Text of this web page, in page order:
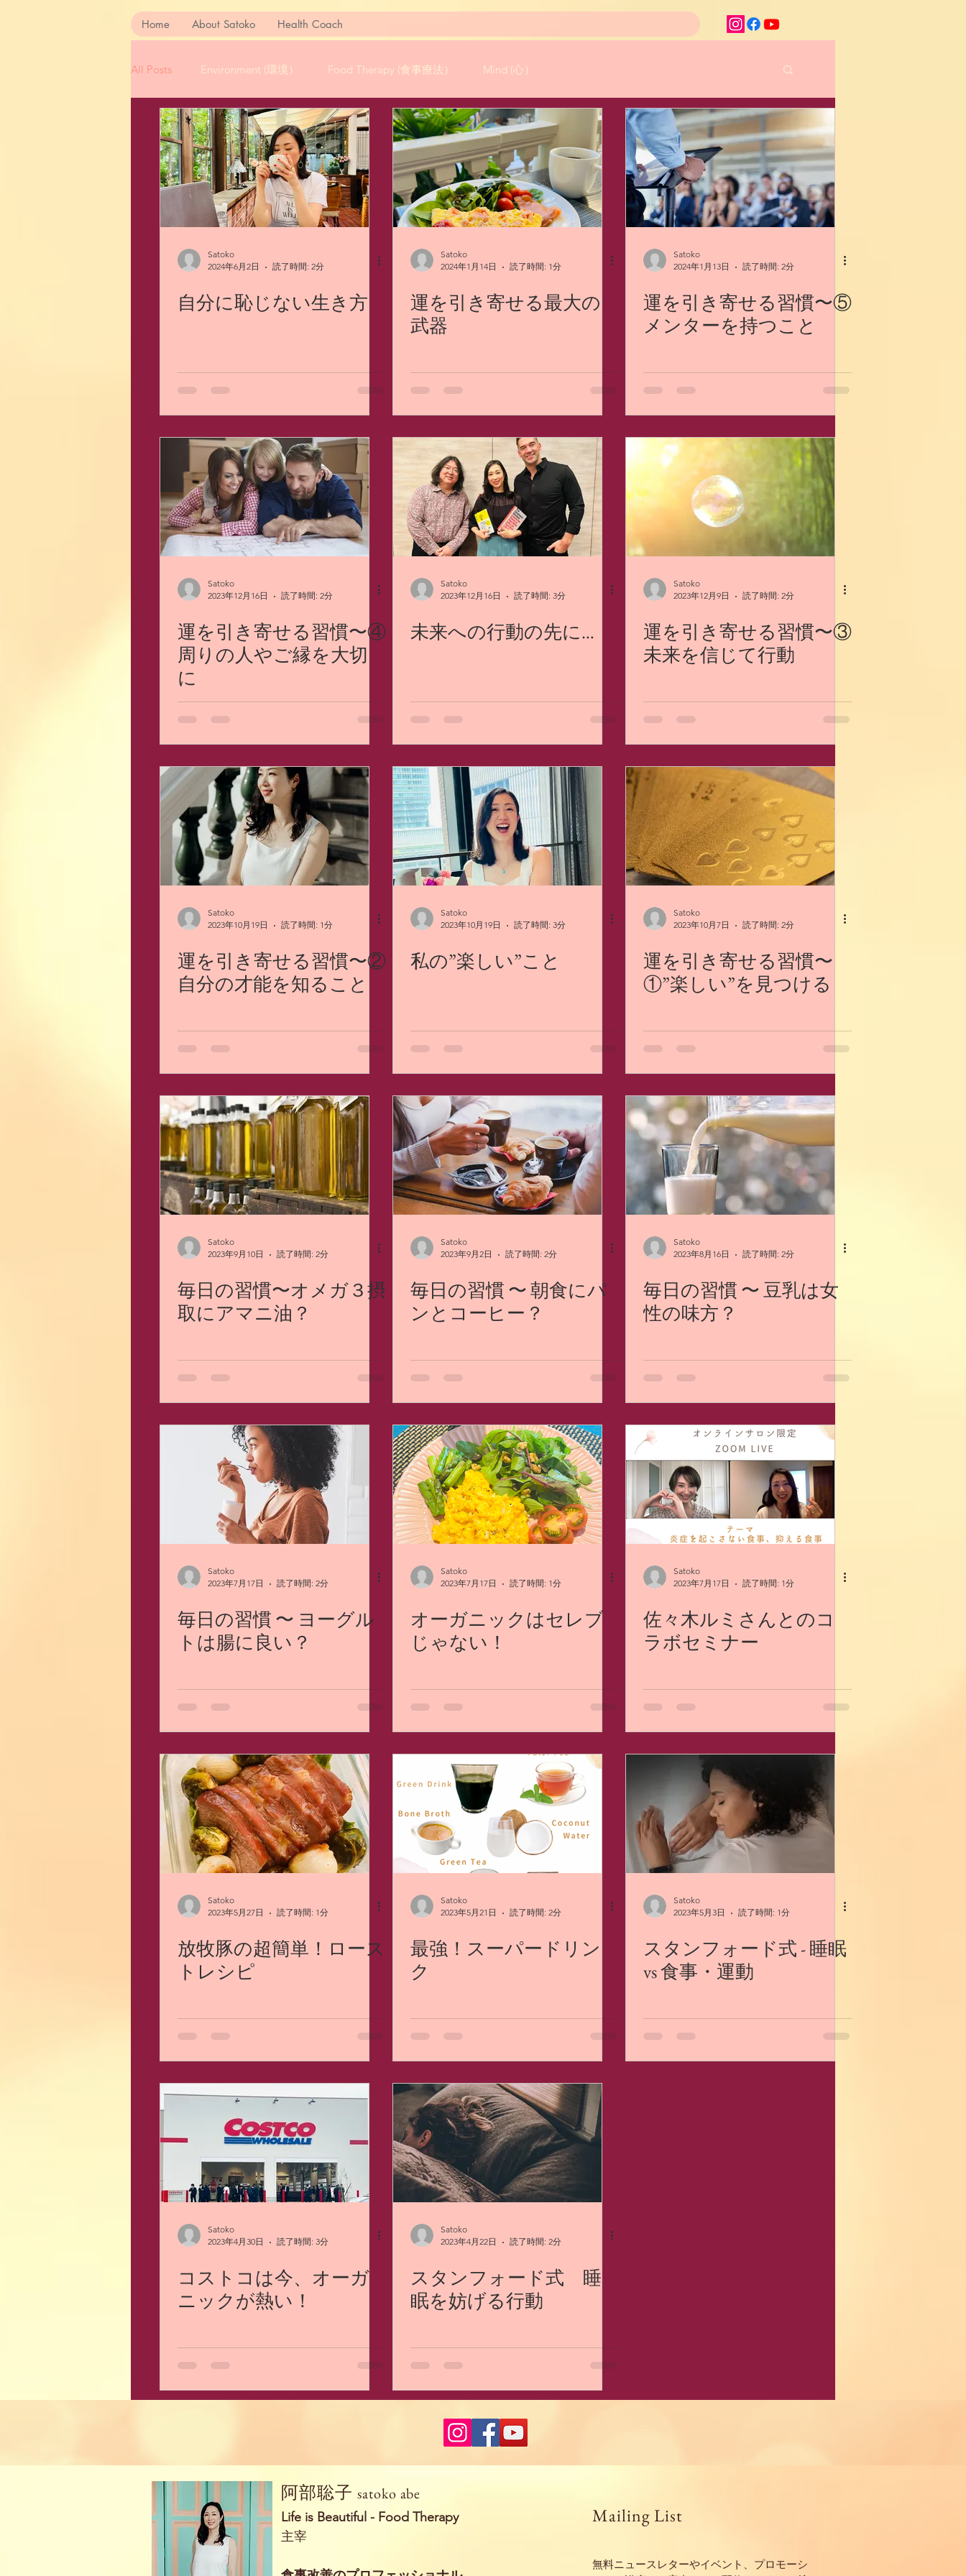
Home About Satoko Health Coach
All Posts Environment (環境） Food Therapy (食事療法） Mind (心）
Satoko
2024年6月2日
読了時間: 2分
自分に恥じない生き方
Satoko
2024年1月14日
読了時間: 1分
運を引き寄せる最大の
武器
Satoko
2024年1月13日
読了時間: 2分
運を引き寄せる習慣〜⑤
メンターを持つこと
Satoko
2023年12月16日
読了時間: 2分
運を引き寄せる習慣〜④
周りの人やご縁を大切
に
Satoko
2023年12月16日
読了時間: 3分
未来への行動の先に…
Satoko
2023年12月9日
読了時間: 2分
運を引き寄せる習慣〜③
未来を信じて行動
Satoko
2023年10月19日
読了時間: 1分
運を引き寄せる習慣〜②
自分の才能を知ること
Satoko
2023年10月19日
読了時間: 3分
私の”楽しい”こと
Satoko
2023年10月7日
読了時間: 2分
運を引き寄せる習慣〜
①”楽しい”を見つける
Satoko
2023年9月10日
読了時間: 2分
毎日の習慣〜オメガ３摂
取にアマニ油？
Satoko
2023年9月2日
読了時間: 2分
毎日の習慣 〜 朝食にパ
ンとコーヒー？
Satoko
2023年8月16日
読了時間: 2分
毎日の習慣 〜 豆乳は女
性の味方？
Satoko
2023年7月17日
読了時間: 2分
毎日の習慣 〜 ヨーグル
トは腸に良い？
Satoko
2023年7月17日
読了時間: 1分
オーガニックはセレブ
じゃない！
Satoko
2023年7月17日
読了時間: 1分
佐々木ルミさんとのコ
ラボセミナー
Satoko
2023年5月27日
読了時間: 1分
放牧豚の超簡単！ロース
トレシピ
Satoko
2023年5月21日
読了時間: 2分
最強！スーパードリン
ク
Satoko
2023年5月3日
読了時間: 1分
スタンフォード式 - 睡眠
vs 食事・運動
Satoko
2023年4月30日
読了時間: 3分
コストコは今、オーガ
ニックが熱い！
Satoko
2023年4月22日
読了時間: 2分
スタンフォード式 睡
眠を妨げる行動
阿部聡子 satoko abe
Life is Beautiful - Food Therapy
主宰
Mailing List
​無料ニュースレターやイベント、プロモーシ